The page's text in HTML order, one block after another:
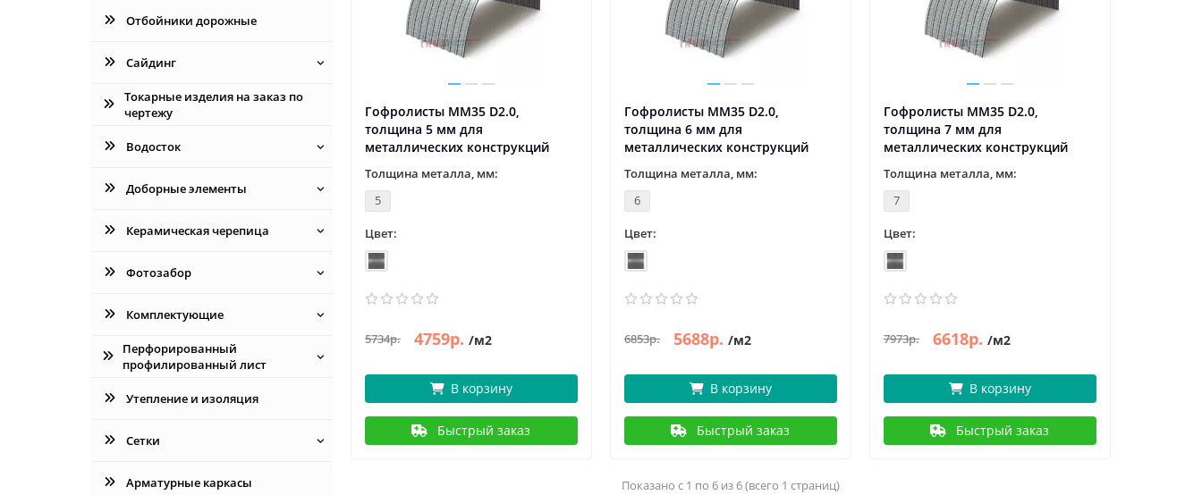
Отбойники дорожные
Сайдинг
Токарные изделия на заказ по
чертежу
Водосток
Доборные элементы
Керамическая черепица
Фотозабор
Комплектующие
Перфорированный
профилированный лист
Утепление и изоляция
Сетки
Арматурные каркасы
Гофролисты ММ35 D2.0,
толщина 5 мм для
металлических конструкций
Толщина металла, мм:
5
Цвет:
5734р. 4759р. /м2
В корзину
Быстрый заказ
Гофролисты ММ35 D2.0,
толщина 6 мм для
металлических конструкций
Толщина металла, мм:
6
Цвет:
6853р. 5688р. /м2
В корзину
Быстрый заказ
Гофролисты ММ35 D2.0,
толщина 7 мм для
металлических конструкций
Толщина металла, мм:
7
Цвет:
7973р. 6618р. /м2
В корзину
Быстрый заказ
Показано с 1 по 6 из 6 (всего 1 страниц)